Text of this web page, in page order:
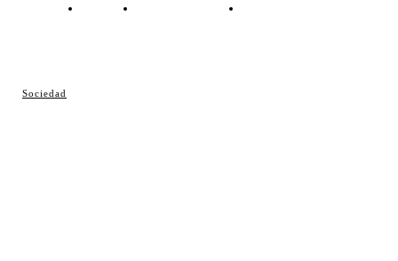
Sociedad
Contacto Política de cookies